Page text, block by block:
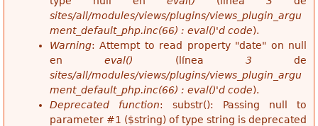
sites/all/modules/views/plugins/views_plugin_argu
ment_default_php.inc(66) : eval()'d code).
Warning: Attempt to read property "date" on null
eneval() (línea 3 de
sites/all/modules/views/plugins/views_plugin_argu
ment_default_php.inc(66) : eval()'d code).
Deprecated function: substr(): Passing null to
parameter #1 ($string) of type string is deprecated